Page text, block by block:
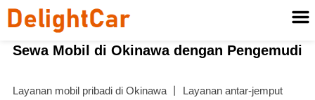
Sewa Mobil di Okinawa dengan Pengemudi
Layanan mobil pribadi di Okinawa 丨 Layanan antar-jemput